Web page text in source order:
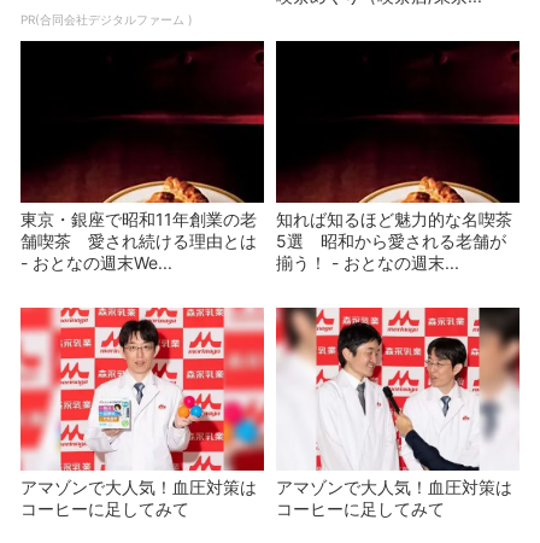
PR(合同会社デジタルファーム )
東京・銀座で昭和11年創業の老
舗喫茶 愛され続ける理由とは
- おとなの週末We...
知れば知るほど魅力的な名喫茶
5選 昭和から愛される老舗が
揃う！ - おとなの週末...
アマゾンで大人気！血圧対策は
コーヒーに足してみて
アマゾンで大人気！血圧対策は
コーヒーに足してみて